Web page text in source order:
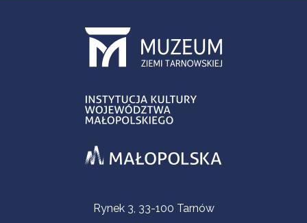
Informacje kontaktoweRynek 3, 33-100 Tarnów